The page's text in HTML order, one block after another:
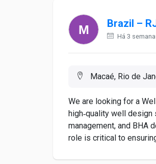
Brazil –
Há 3
Macaé, Rio de
We are looking for a
high‑quality well design
management, and BHA
role is critical to